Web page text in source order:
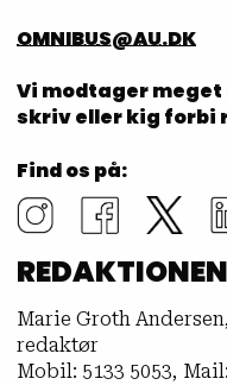
OMNIBUS@AU.DK
Vi modtager meget
skriv eller kig forbi
Find os på:
Marie Groth
redaktør
Mobil: 5133 5053,